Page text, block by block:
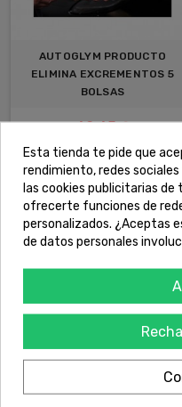
AUTOGLYM PRODUCTO
ELIMINA EXCREMENTOS 5
BOLSAS
62,65 €
COMPRAR
ESPONJA ABRILLANTADO Y
Esta tienda te pide que
rendimiento, redes
las cookies publicitarias
ofrecerte funciones de
personalizados. ¿Aceptas
de datos personales